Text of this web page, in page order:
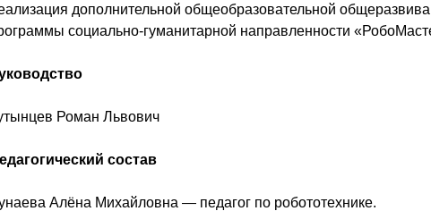
дополнительной общеобразовательной
социально-гуманитарной направленности
Роман Львович
состав
Алёна Михайловна — педагог по робототехнике.